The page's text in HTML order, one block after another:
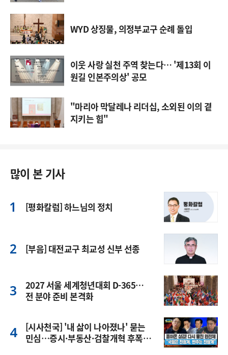
WYD 상징물, 의정부교구 순례 돌입
이웃 사랑 실천 주역 찾는다… '제13회 이
원길 인본주의상' 공모
"마리아 막달레나 리더십, 소외된 이의 곁
지키는 힘"
많이 본 기사
[평화칼럼] 하느님의 정치
[부음] 대전교구 최교성 신부 선종
2027 서울 세계청년대회 D-365…
전 분야 준비 본격화
[시사천국] '내 삶이 나아졌나' 묻는
민심…증시·부동산·검찰개혁 후폭